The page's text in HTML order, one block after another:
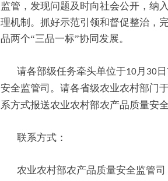
监管，发现问题及时向社会公开，纳
理机制。抓好示范引领和督促整治，
品两个“三品一标”协同发展。
请各部级任务牵头单位于10月 30
安全监管司。请各省级农业农村部门
系方式报送农业农村部农产品质量安全
联系方式：
农业农村部农产品质量安全监管司